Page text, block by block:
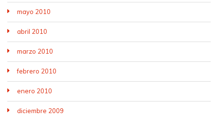
mayo 2010
abril 2010
marzo 2010
febrero 2010
enero 2010
diciembre 2009